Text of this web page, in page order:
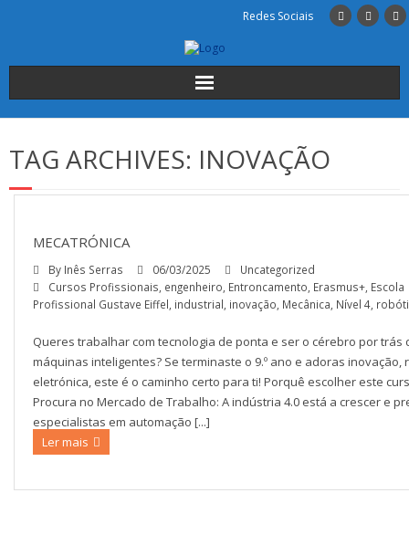
Redes Sociais
Início
Institucional
Alunos
INSCRIÇÕES
Contactos
TAG ARCHIVES: INOVAÇÃO
MECATRÓNICA
By Inês Serras 06/03/2025
Uncategorized
Cursos Profissionais engenheiro Entroncamento Erasmus+ Escola
Profissional Gustave Eiffel industrial inovação Mecânica Nível 4
Queres trabalhar com tecnologia de ponta e ser o cérebro por trás
máquinas inteligentes? Se terminaste o 9.º ano e adoras inovação,
eletrónica, este é o caminho certo para ti! Porquê escolher este
Procura no Mercado de Trabalho: A indústria 4.0 está a crescer e
especialistas em automação [...]
Ler mais